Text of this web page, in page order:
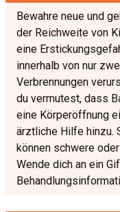
Bewahre neue und
der Reichweite von
eine
innerhalb von nur
Verbrennungen
du vermutest, dass
eine Körperöffnung
ärztliche Hilfe hinzu.
können schwere
Wende dich an ein